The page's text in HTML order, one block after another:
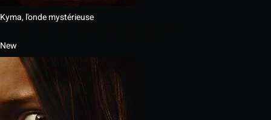
Kyma, l'onde mystérieuse
New